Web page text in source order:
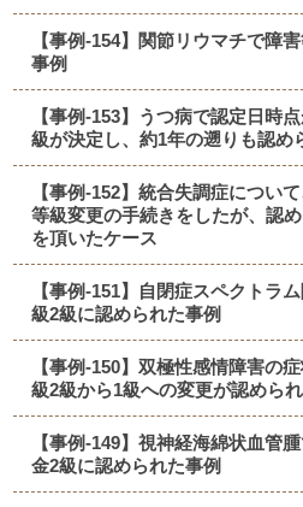
【事例-154】関節リウマチで障
事例
【事例-153】うつ病で認定日時
級が決定し、約1年の遡りも認め
【事例-152】統合失調症につい
等級変更の手続きをしたが、認
を頂いたケース
【事例-151】自閉症スペクトラ
級2級に認められた事例
【事例-150】双極性感情障害の
級2級から1級への変更が認めら
【事例-149】視神経海綿状血管
金2級に認められた事例